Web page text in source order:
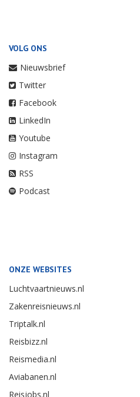
VOLG ONS
Nieuwsbrief
Twitter
Facebook
LinkedIn
Youtube
Instagram
RSS
Podcast
ONZE WEBSITES
Luchtvaartnieuws.nl
Zakenreisnieuws.nl
Triptalk.nl
Reisbizz.nl
Reismedia.nl
Aviabanen.nl
Reisjobs.nl